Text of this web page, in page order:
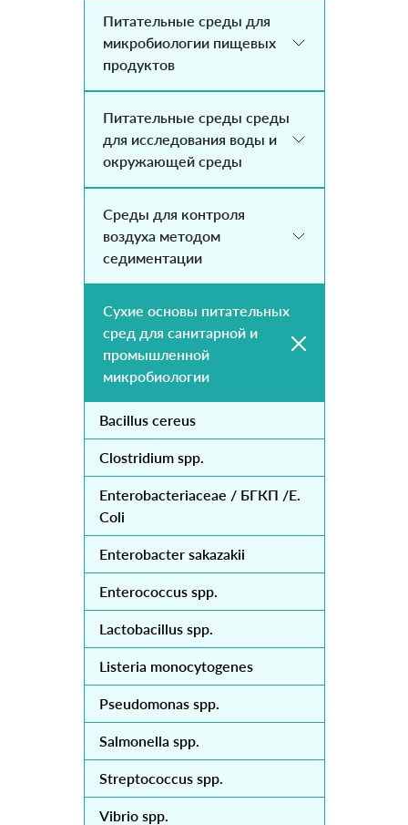
Питательные среды для
микробиологии пищевых
продуктов
Питательные среды среды
для исследования воды и
окружающей среды
Среды для контроля
воздуха методом
седиментации
Сухие основы питательных
сред для санитарной и
промышленной
микробиологии
Bacillus cereus
Clostridium spp.
Enterobacteriaceae / БГКП /E.
Coli
Enterobacter sakazakii
Enterococcus spp.
Lactobacillus spp.
Listeria monocytogenes
Pseudomonas spp.
Salmonella spp.
Streptococcus spp.
Vibrio spp.